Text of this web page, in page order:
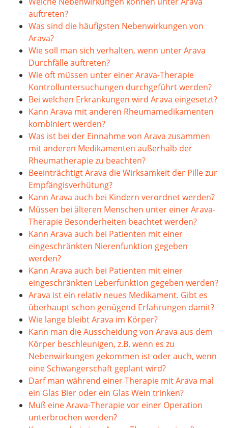
auftreten?
Was sind die häufigsten Nebenwirkungen von
Arava?
Wie soll man sich verhalten, wenn unter Arava
Durchfälle auftreten?
Wie oft müssen unter einer Arava-Therapie
Kontrolluntersuchungen durchgeführt werden?
Bei welchen Erkrankungen wird Arava eingesetzt?
Kann Arava mit anderen Rheumamedikamenten
kombiniert werden?
Was ist bei der Einnahme von Arava zusammen
mit anderen Medikamenten außerhalb der
Rheumatherapie zu beachten?
Beeinträchtigt Arava die Wirksamkeit der Pille zur
Empfängisverhütung?
Kann Arava auch bei Kindern verordnet werden?
Müssen bei älteren Menschen unter einer Arava-
Therapie Besonderheiten beachtet werden?
Kann Arava auch bei Patienten mit einer
eingeschränkten Nierenfunktion gegeben
werden?
Kann Arava auch bei Patienten mit einer
eingeschränkten Leberfunktion gegeben werden?
Arava ist ein relativ neues Medikament. Gibt es
überhaupt schon genügend Erfahrungen damit?
Wie lange bleibt Arava im Körper?
Kann man die Ausscheidung von Arava aus dem
Körper beschleunigen, z.B. wenn es zu
Nebenwirkungen gekommen ist oder auch, wenn
eine Schwangerschaft geplant wird?
Darf man während einer Therapie mit Arava mal
ein Glas Bier oder ein Glas Wein trinken?
Muß eine Arava-Therapie vor einer Operation
unterbrochen werden?